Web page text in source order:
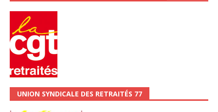
UNION SYNDICALE DES RETRAITÉS 77